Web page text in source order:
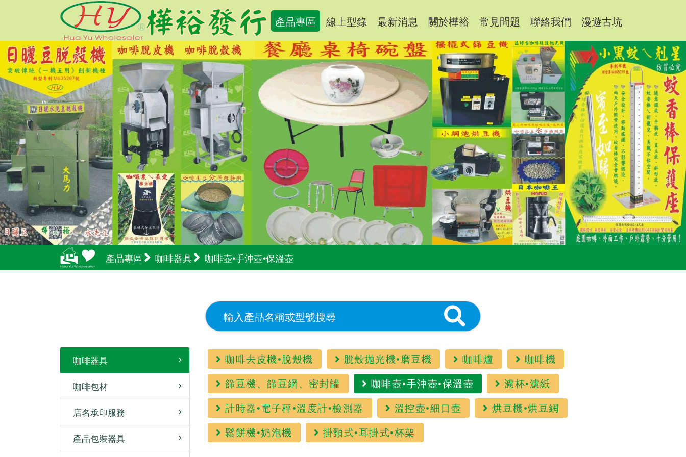
產品專區 線上型錄 最新消息 關於樺裕 常見問題 聯絡我們 漫遊古坑
產品專區 咖啡器具 咖啡壺•手沖壺•保溫壺
咖啡器具
咖啡包材
店名承印服務
產品包裝器具
咖啡去皮機•脫殼機 脫殼拋光機•磨豆機 咖啡爐
咖啡機
篩豆機、篩豆網、密封罐
咖啡壺•手沖壺•保溫壺
濾杯•濾紙
計時器•電子秤•溫度計•檢測器
溫控壺•細口壺
烘豆機•烘豆網
鬆餅機•奶泡機
掛頸式•耳掛式•杯架